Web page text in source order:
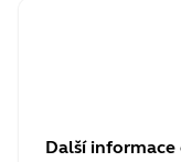
Další